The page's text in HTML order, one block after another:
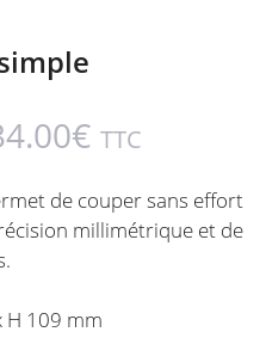
€ TTC
de couper sans effort
millimétrique et de
H 109 mm